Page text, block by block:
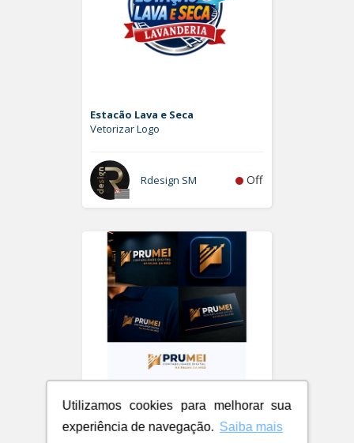
Utilizamos cookies para melhorar sua
experiência de navegação. Saiba mais
Estacão Lava e Seca
Vetorizar Logo
Rdesign SM Off
PRUMEI - Contabilidade Digital